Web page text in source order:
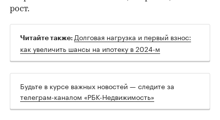
рост.
Читайте также: Долговая нагрузка и первый взнос:
как увеличить шансы на ипотеку в 2024-м
Будьте в курсе важных новостей — следите за
телеграм-каналом «РБК-Недвижимость»